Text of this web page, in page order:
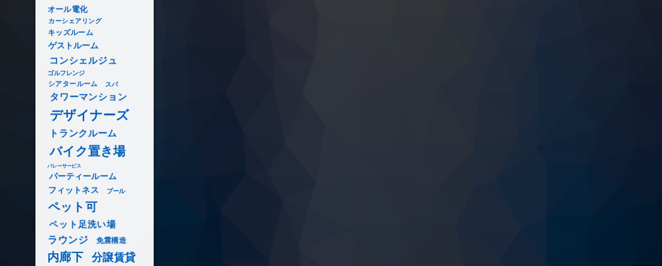
オール電化
カーシェアリング
キッズルーム
ゲストルーム
コンシェルジュ
ゴルフレンジ
シアタールーム スパ
タワーマンション
デザイナーズ
トランクルーム
バイク置き場
バレーサービス
パーティールーム
フィットネス プール
ペット可
ペット足洗い場
ラウンジ 免震構造
内廊下 分譲賃貸